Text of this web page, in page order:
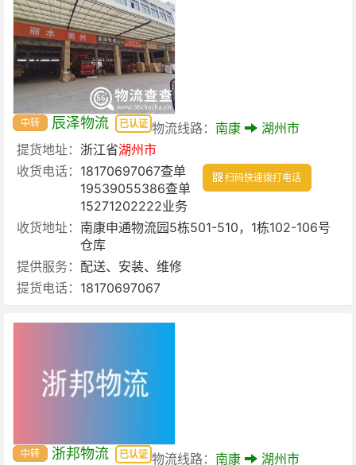
中转 辰泽物流 已认证 物流线路： 南康
湖州市
提货地址： 浙江省湖州市
收货电话： 18170697067查单
19539055386查单
15271202222业务
扫码快速拨打电话
收货地址： 南康申通物流园5栋501-510，1栋102-106号
仓库
提供服务： 配送、安装、维修
提货电话： 18170697067
中转 浙邦物流 已认证 物流线路： 南康 湖州市